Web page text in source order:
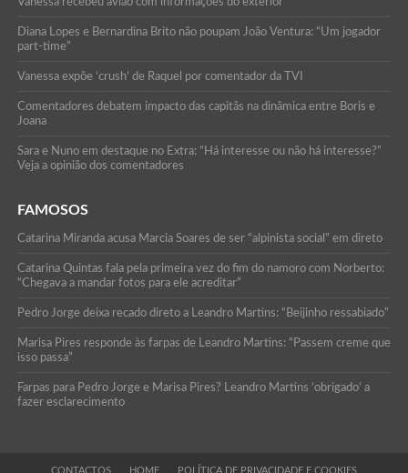
Diana Lopes e Bernardina Brito não poupam João Ventura: “Um jogador
part-time”
Vanessa expõe ‘crush’ de Raquel por comentador da TVI
Comentadores debatem impacto das capitãs na dinâmica entre Boris e
Joana
Sara e Nuno em destaque no Extra: “Há interesse ou não há interesse?”
Veja a opinião dos comentadores
FAMOSOS
Catarina Miranda acusa Marcia Soares de ser “alpinista social” em direto
Catarina Quintas fala pela primeira vez do fim do namoro com Norberto:
“Chegava a mandar fotos para ele acreditar”
Pedro Jorge deixa recado direto a Leandro Martins: “Beijinho ressabiado”
Marisa Pires responde às farpas de Leandro Martins: “Passem creme que
isso passa”
Farpas para Pedro Jorge e Marisa Pires? Leandro Martins ‘obrigado’ a
fazer esclarecimento
CONTACTOS HOME POLÍTICA DE PRIVACIDADE E COOKIES